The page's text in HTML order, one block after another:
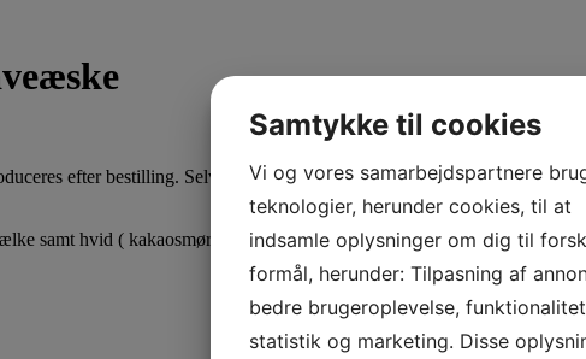
efter bestilling. Selvom en vare står som værende på lager, er
samt hvid ( kakaosmør ) chokolade samt Brændte hasselnødder fra
Samtykke til cookies
Vi og vores samarbejdspartnere
teknologier, herunder cookies, til at
indsamle oplysninger om dig til
formål, herunder: Tilpasning af
bedre brugeroplevelse,
statistik og marketing. Disse